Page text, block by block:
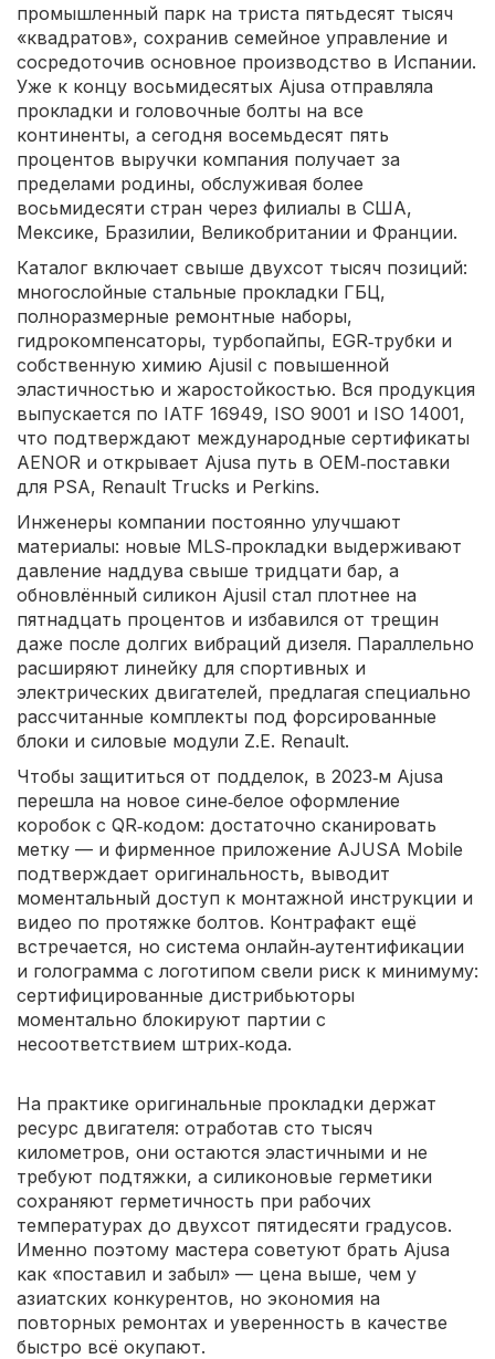
промышленный парк на триста пятьдесят тысяч
«квадратов», сохранив семейное управление и
сосредоточив основное производство в Испании.
Уже к концу восьмидесятых Ajusa отправляла
прокладки и головочные болты на все
континенты, а сегодня восемьдесят пять
процентов выручки компания получает за
пределами родины, обслуживая более
восьмидесяти стран через филиалы в США,
Мексике, Бразилии, Великобритании и Франции.
Каталог включает свыше двухсот тысяч позиций:
многослойные стальные прокладки ГБЦ,
полноразмерные ремонтные наборы,
гидрокомпенсаторы, турбопайпы, EGR‑трубки и
собственную химию Ajusil с повышенной
эластичностью и жаростойкостью. Вся продукция
выпускается по IATF 16949, ISO 9001 и ISO 14001,
что подтверждают международные сертификаты
AENOR и открывает Ajusa путь в OEM‑поставки
для PSA, Renault Trucks и Perkins.
Инженеры компании постоянно улучшают
материалы: новые MLS‑прокладки выдерживают
давление наддува свыше тридцати бар, а
обновлённый силикон Ajusil стал плотнее на
пятнадцать процентов и избавился от трещин
даже после долгих вибраций дизеля. Параллельно
расширяют линейку для спортивных и
электрических двигателей, предлагая специально
рассчитанные комплекты под форсированные
блоки и силовые модули Z.E. Renault.
Чтобы защититься от подделок, в 2023‑м Ajusa
перешла на новое сине‑белое оформление
коробок с QR‑кодом: достаточно сканировать
метку — и фирменное приложение AJUSA Mobile
подтверждает оригинальность, выводит
моментальный доступ к монтажной инструкции и
видео по протяжке болтов. Контрафакт ещё
встречается, но система онлайн‑аутентификации
и голограмма с логотипом свели риск к минимуму:
сертифицированные дистрибьюторы
моментально блокируют партии с
несоответствием штрих‑кода.
На практике оригинальные прокладки держат
ресурс двигателя: отработав сто тысяч
километров, они остаются эластичными и не
требуют подтяжки, а силиконовые герметики
сохраняют герметичность при рабочих
температурах до двухсот пятидесяти градусов.
Именно поэтому мастера советуют брать Ajusa
как «поставил и забыл» — цена выше, чем у
азиатских конкурентов, но экономия на
повторных ремонтах и уверенность в качестве
быстро всё окупают.